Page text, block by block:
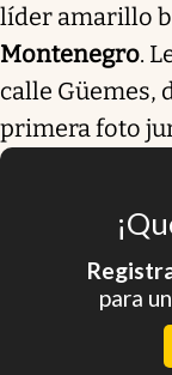
líder amarillo
Montenegro.
calle Güemes,
primera foto
para